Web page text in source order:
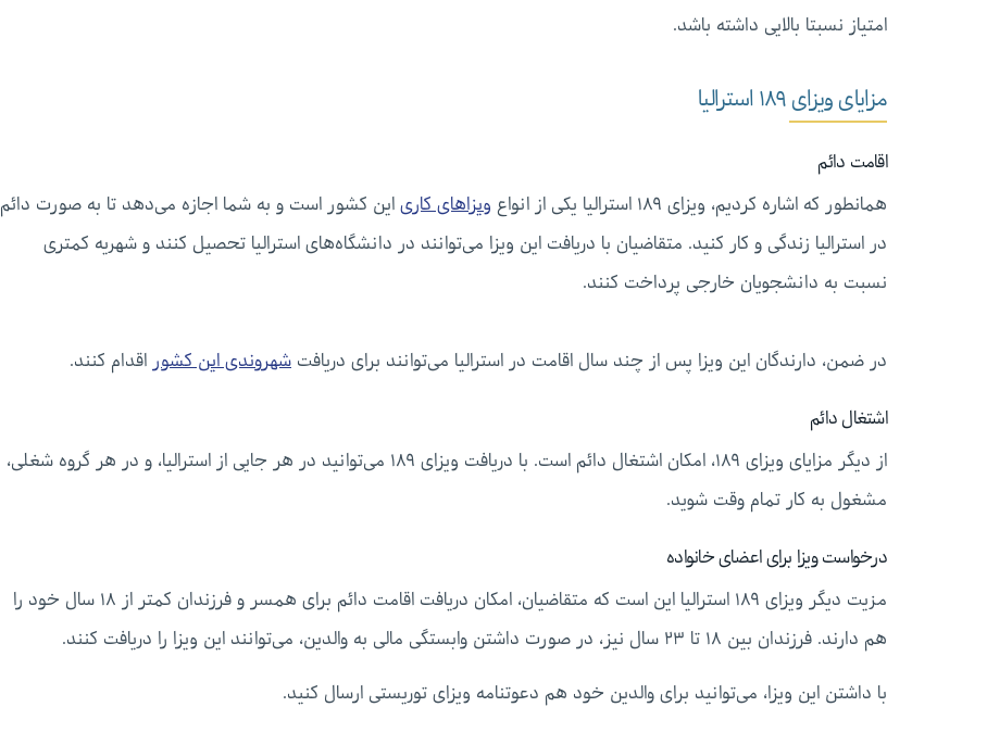
امتیاز نسبتا بالایی داشته باشد.
مزایای ویزای ۱۸۹ استرالیا
اقامت دائم
همانطور که اشاره کردیم، ویزای ۱۸۹ استرالیا یکی از انواع
ویزاهای کاری این کشور است و به شما اجازه می‌دهد تا به صورت دائم
در استرالیا زندگی و کار کنید. متقاضیان با دریافت این ویزا می‌توانند در دانشگاه‌های استرالیا تحصیل کنند و شهریه کمتری
نسبت به دانشجویان خارجی پرداخت کنند.
در ضمن، دارندگان این ویزا پس از چند سال اقامت در استرالیا می‌توانند برای دریافت شهروندی این کشور اقدام کنند.
اشتغال دائم
از دیگر مزایای ویزای ۱۸۹، امکان اشتغال دائم است. با دریافت ویزای ۱۸۹ می‌توانید در هر جایی از استرالیا، و در هر گروه شغلی،
مشغول به کار تمام وقت شوید.
درخواست ویزا برای اعضای خانواده
مزیت دیگر ویزای ۱۸۹ استرالیا این است که متقاضیان، امکان دریافت اقامت دائم برای همسر و فرزندان کمتر از ۱۸ سال خود را
هم دارند. فرزندان بین ۱۸ تا ۲۳ سال نیز، در صورت داشتن وابستگی مالی به والدین، می‌توانند این ویزا را دریافت کنند.
با داشتن این ویزا، می‌توانید برای والدین خود هم دعوتنامه ویزای توریستی ارسال کنید.